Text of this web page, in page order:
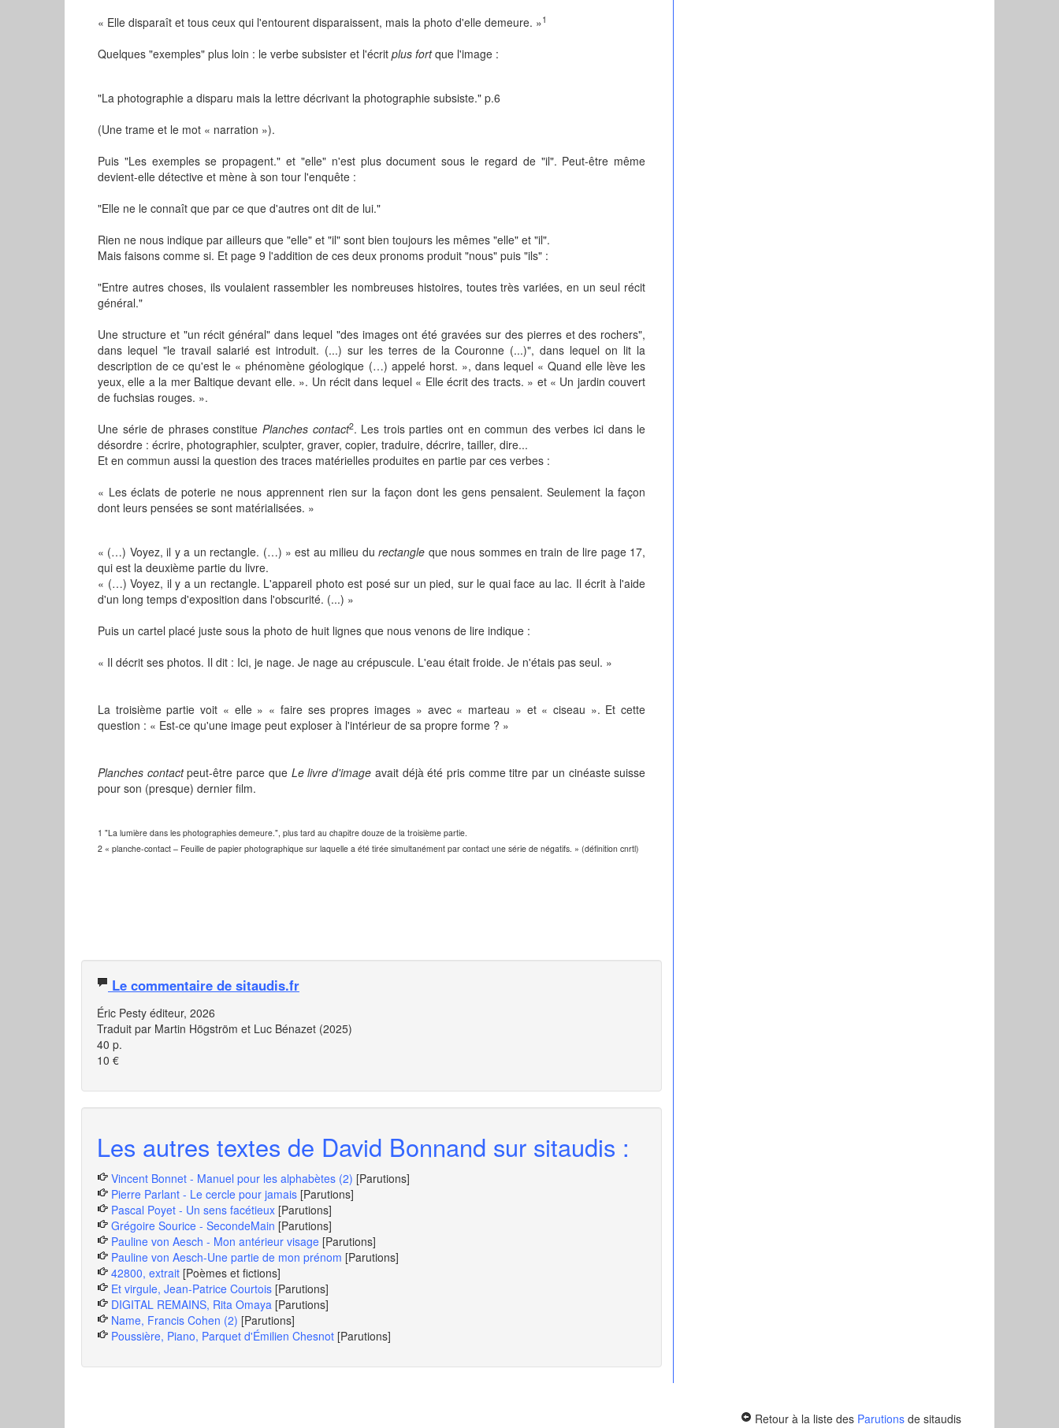
« Elle disparaît et tous ceux qui l'entourent disparaissent, mais la photo d'elle demeure. »1
Quelques "exemples" plus loin : le verbe subsister et l'écrit plus fortque l'image :
"La photographie a disparu mais la lettre décrivant la photographie subsiste." p.6
(Une trame et le mot « narration »).
Puis "Les exemples se propagent." et "elle" n'est plus document sous le regard de "il". Peut-être même
devient-elle détective et mène à son tour l'enquête :
"Elle ne le connaît que par ce que d'autres ont dit de lui."
Rien ne nous indique par ailleurs que "elle" et "il" sont bien toujours les mêmes "elle" et "il".
Mais faisons comme si. Et page 9 l'addition de ces deux pronoms produit "nous" puis "ils" :
"Entre autres choses, ils voulaient rassembler les nombreuses histoires, toutes très variées, en un seul récit
général."
Une structure et "un récit général" dans lequel "des images ont été gravées sur des pierres et des rochers",
dans lequel "le travail salarié est introduit. (...) sur les terres de la Couronne (...)", dans lequel on lit la
description de ce qu'est le « phénomène géologique (…) appelé horst. », dans lequel « Quand elle lève les
yeux, elle a la mer Baltique devant elle. ». Un récit dans lequel « Elle écrit des tracts. » et « Un jardin couvert
de fuchsias rouges. ».
Une série de phrases constituePlanches contact2. Les trois parties ont en commun des verbes ici dans le
désordre : écrire, photographier, sculpter, graver, copier, traduire, décrire, tailler, dire...
Et en commun aussi la question des traces matérielles produites en partie par ces verbes :
« Les éclats de poterie ne nous apprennent rien sur la façon dont les gens pensaient. Seulement la façon
dont leurs pensées se sont matérialisées. »
« (…) Voyez, il y a un rectangle. (…) » est au milieu durectangle que nous sommes en train de lire page 17,
qui est la deuxième partie du livre.
« (…) Voyez, il y a un rectangle. L'appareil photo est posé sur un pied, sur le quai face au lac. Il écrit à l'aide
d'un long temps d'exposition dans l'obscurité. (...) »
Puis un cartel placé juste sous la photo de huit lignes que nous venons de lire indique :
« Il décrit ses photos. Il dit : Ici, je nage. Je nage au crépuscule. L'eau était froide. Je n'étais pas seul. »
La troisième partie voit « elle » « faire ses propres images » avec « marteau » et « ciseau ». Et cette
question : « Est-ce qu'une image peut exploser à l'intérieur de sa propre forme ? »
Planches contactpeut-être parce que Le livre d'image avait déjà été pris comme titre par un cinéaste suisse
pour son (presque) dernier film.
1 "La lumière dans les photographies demeure.", plus tard au chapitre douze de la troisième partie.
2 « planche-contact – Feuille de papier photographique sur laquelle a été tirée simultanément par contact une série de négatifs. » (définition cnrtl)
Le commentaire de sitaudis.fr
Éric Pesty éditeur, 2026
Traduit par Martin Högström et Luc Bénazet (2025)
40 p.
10 €
Les autres textes de David Bonnand sur sitaudis :
Vincent Bonnet - Manuel pour les alphabètes (2) [Parutions]
Pierre Parlant - Le cercle pour jamais [Parutions]
Pascal Poyet - Un sens facétieux [Parutions]
Grégoire Sourice - SecondeMain [Parutions]
Pauline von Aesch - Mon antérieur visage [Parutions]
Pauline von Aesch-Une partie de mon prénom [Parutions]
42800, extrait [Poèmes et fictions]
Et virgule, Jean-Patrice Courtois [Parutions]
DIGITAL REMAINS, Rita Omaya [Parutions]
Name, Francis Cohen (2) [Parutions]
Poussière, Piano, Parquet d'Émilien Chesnot [Parutions]
Retour à la liste des Parutions de sitaudis